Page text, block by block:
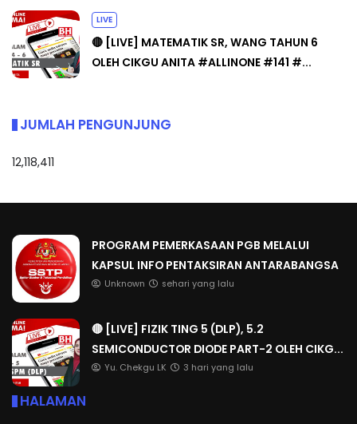
LIVE
🔴 [LIVE] MATEMATIK SR, WANG TAHUN 6
OLEH CIKGU ANITA #ALLINONE #141 #...
JUMLAH PENGUNJUNG
12,118,411
PROGRAM PEMERKASAAN PGB MELALUI
KAPSUL INFO PENTAKSIRAN ANTARABANGSA
Unknown sehari yang lalu
🔴 [LIVE] FIZIK TING 5 (DLP), 5.2
SEMICONDUCTOR DIODE PART-2 OLEH CIKG...
Yu. Chekgu LK 3 hari yang lalu
HALAMAN